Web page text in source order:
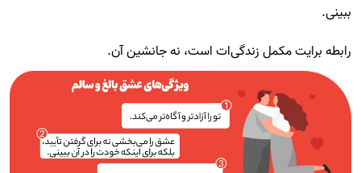
ببینی.
رابطه برایت مکمل زندگی‌ات است، نه جانشین آن.